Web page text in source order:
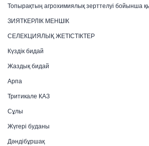
Топырақтың агрохимиялық зерттелуі бойынша
ЗИЯТКЕРЛІК МЕНШІК
СЕЛЕКЦИЯЛЫҚ ЖЕТІСТІКТЕР
Күздік бидай
Жаздық бидай
Арпа
Тритикале КАЗ
Сұлы
Жүгері буданы
Дәндібұршақ